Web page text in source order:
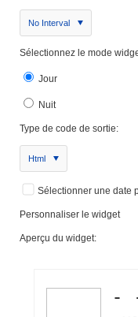
No Interval
Sélectionnez le mode
Jour
Nuit
Type de code de sortie:
Html
Sélectionner une date
Personnaliser le widget
Aperçu du widget: